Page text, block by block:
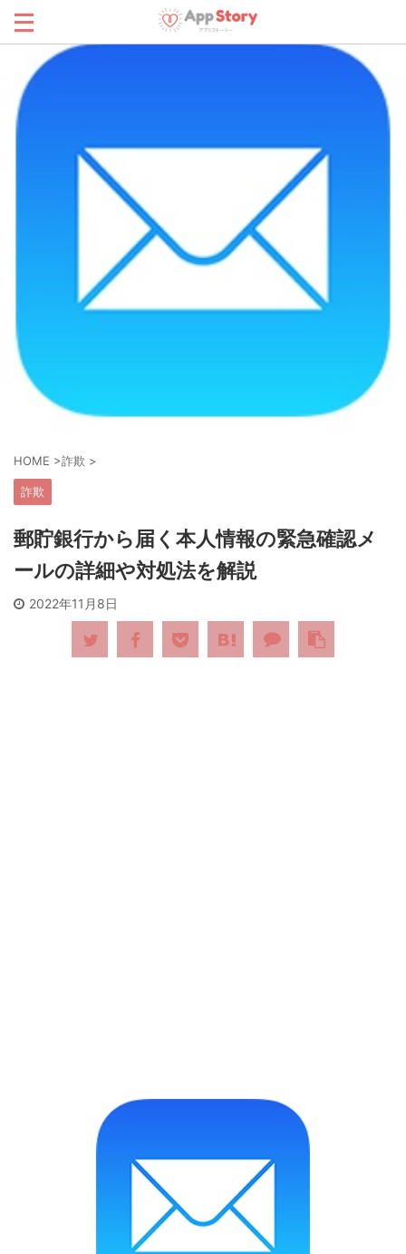
HOME >詐欺 >
詐欺
郵貯銀行から届く本人情報の緊急確認メ
ールの詳細や対処法を解説
2022年11月8日